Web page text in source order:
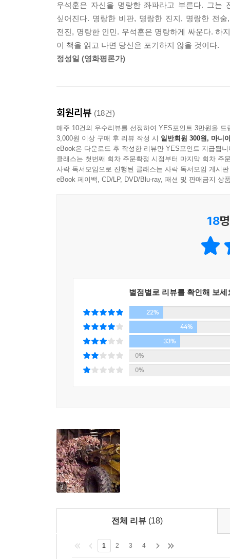
현실처럼 보인다. 반드시 이 정부가 다른 정부보
절차나 추진 절차가 지나치게 사업자에게 유리한
구성하는 사람들의 인식에 있는지도 모른다. _‘우
이번 칼럼집에서는 우석훈이 노무현 시대에 벌
무엇보다도 그의 글은 논쟁 자체에 머물러 있는
한발 벗어나 좀더 거시적인 시각으로 각 사안들을
또한 이번 칼럼집에서는 각각의 이슈화된 사안
갈무리해보았다. 핵심적인 논쟁의 사안들을 통
우석훈 나름의 진단과 평가를 통해서 한국 사회의
“아토피 없는 동네를 위해 무료 셔틀버스를!” 이
나아가는 길이 아닌 사회 전체가 함께 나아가는
있지만, 풍요로운 미래를 위해 뿌려진 밀알일지
못하는 현 사회에 대한 가장 믿을 만한 대안이 아닐
우석훈은 자신을 명랑한 좌파라고 부른다. 그는
싶어진다. 명랑한 비판, 명랑한 진지, 명랑한 전
전진, 명랑한 인민. 우석훈은 명랑하게 싸운다. 하
이 책을 읽고 나면 당신은 포기하지 않을 것이다.
정성일 (영화평론가)
회원리뷰 (18건)
매주 10건의 우수리뷰를 선정하여 YES포인트 3만원을 드
3,000원 이상 구매 후 리뷰 작성 시 일반회원 300원, 마니
eBook은 다운로드 후 작성한 리뷰만 YES포인트 지급됩니
클래스는 첫번째 회차 주문확정 시점부터 마지막 회차 주
사락 독서모임으로 진행된 클래스는 사락 독서모임 게시
eBook 페이백, CD/LP, DVD/Blu-ray, 패션 및 판매금지 상
18
별점별로 리뷰를 확인해 보세
22%
44%
33%
0%
0%
2
전체 리뷰 (18)
1 2 3 4